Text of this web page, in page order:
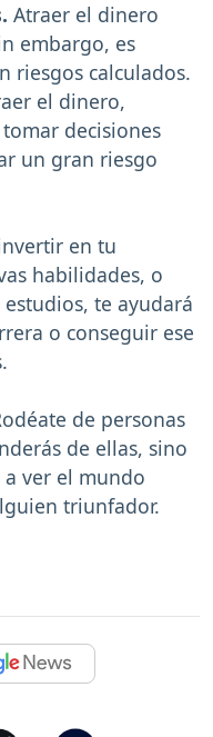
Atraer el dinero
embargo, es
riesgos calculados.
el dinero,
decisiones
un gran riesgo
en tu
habilidades, o
te ayudará
o conseguir ese
de personas
de ellas, sino
ver el mundo
triunfador.